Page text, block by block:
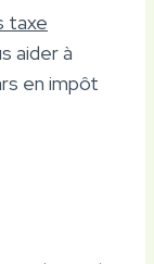
taxe
aider à
en impôt